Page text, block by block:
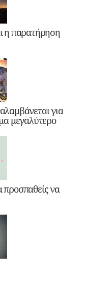
η παρατήρηση
για
μεγαλύτερο
προσπαθείς να